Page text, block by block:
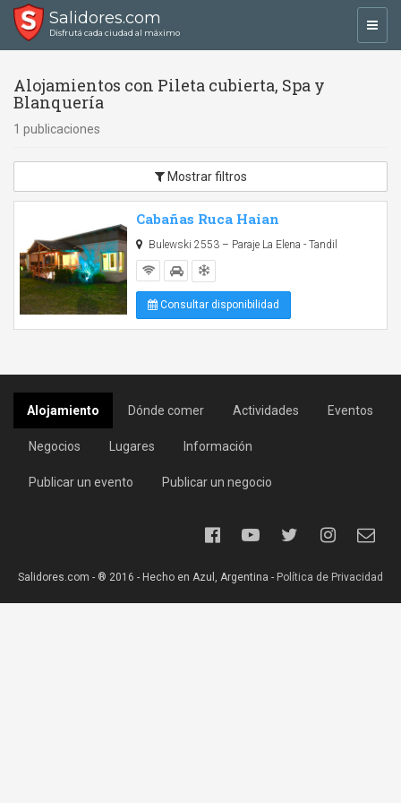
Salidores.com
Disfrutá cada ciudad al máximo
Alojamientos con Pileta cubierta, Spa y
Blanquería
1 publicaciones
Mostrar filtros
Cabañas Ruca Haian
Bulewski 2553 – Paraje La Elena - Tandil
Consultar disponibilidad
Alojamiento Dónde comer Actividades Eventos
Negocios Lugares Información
Publicar un evento Publicar un negocio
Salidores.com - ® 2016 - Hecho en Azul, Argentina - Política de Privacidad